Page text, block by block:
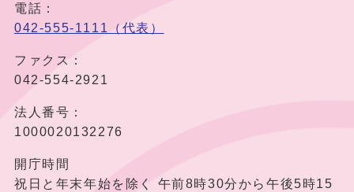
電話：
042-555-1111（代表）
ファクス：
042-554-2921
法人番号：
1000020132276
開庁時間
祝日と年末年始を除く 午前8時30分から午後5時15